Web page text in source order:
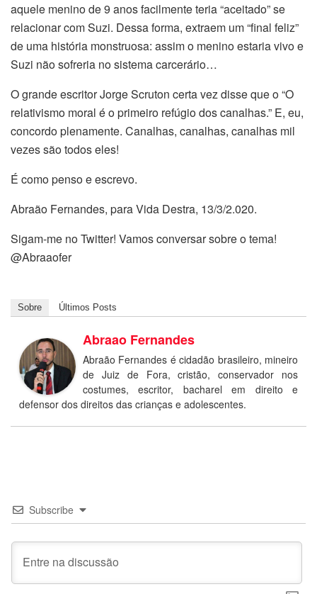
aquele menino de 9 anos facilmente teria “aceitado” se
relacionar com Suzi. Dessa forma, extraem um “final feliz”
de uma história monstruosa: assim o menino estaria vivo e
Suzi não sofreria no sistema carcerário…
O grande escritor Jorge Scruton certa vez disse que o “O
relativismo moral é o primeiro refúgio dos canalhas.” E, eu,
concordo plenamente. Canalhas, canalhas, canalhas mil
vezes são todos eles!
É como penso e escrevo.
Abraão Fernandes, para Vida Destra, 13/3/2.020.
Sigam-me no Twitter! Vamos conversar sobre o tema!
@Abraaofer
Sobre Últimos Posts
Abraao Fernandes
Abraão Fernandes é cidadão brasileiro, mineiro
de Juiz de Fora, cristão, conservador nos
costumes, escritor, bacharel em direito e
defensor dos direitos das crianças e adolescentes.
Subscribe